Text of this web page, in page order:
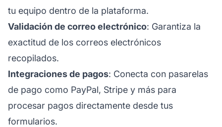
tu equipo dentro de la plataforma.
Validación de correo electrónico: Garantiza la
exactitud de los correos electrónicos
recopilados.
Integraciones de pagos: Conecta con pasarelas
de pago como PayPal, Stripe y más para
procesar pagos directamente desde tus
formularios.